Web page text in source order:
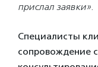
прислал заявки».
Специалисты
сопровождение